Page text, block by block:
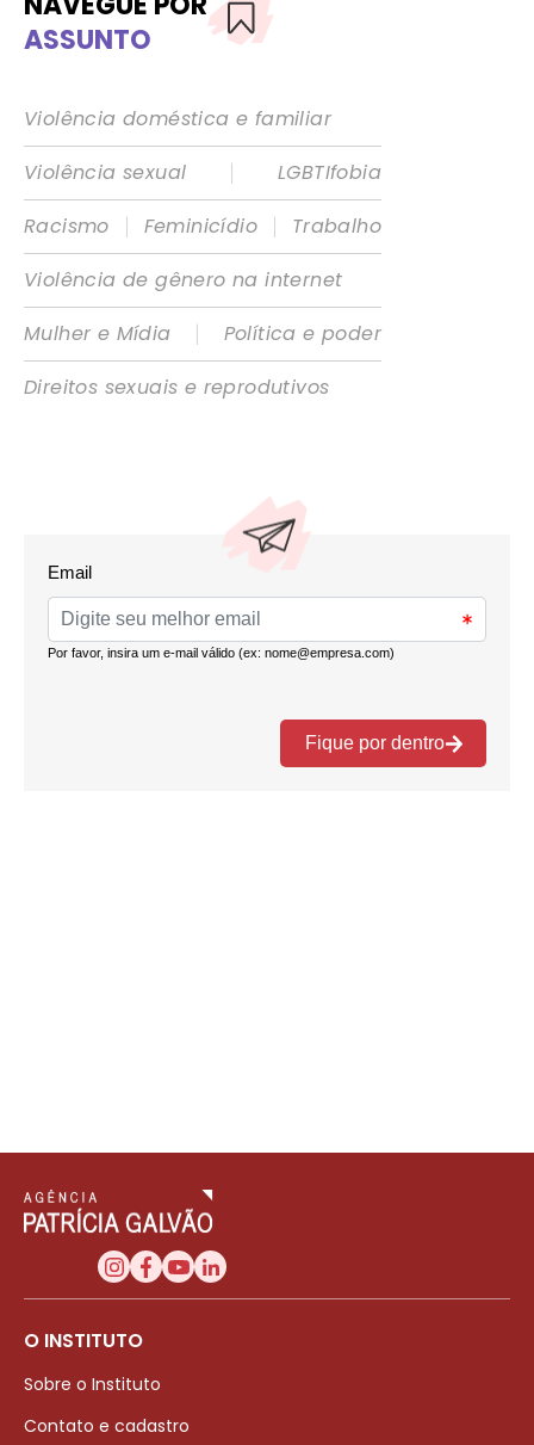
ASSUNTO
Violência doméstica e familiar
Violência sexual
|
LGBTIfobia
Racismo
| Feminicídio |
Trabalho
Violência de gênero na internet
Mulher e Mídia
|
Política e poder
Direitos sexuais e reprodutivos
O INSTITUTO
Sobre o Instituto
Contato e cadastro